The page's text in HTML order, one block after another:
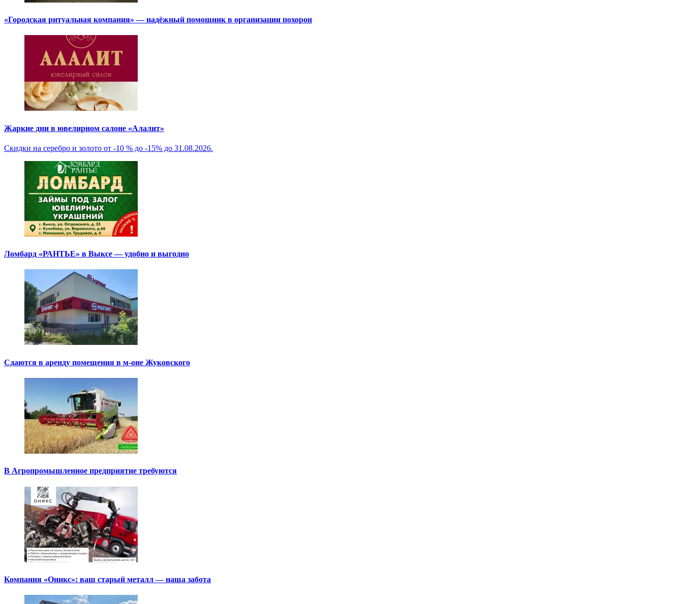
«Городская ритуальная компания» — надёжный помощник в организации похорон
Жаркие дни в ювелирном салоне «Алалит»
Скидки на серебро и золото от -10 % до -15% до 31.08.2026.
Ломбард «РАНТЬЕ» в Выксе — удобно и выгодно
Сдаются в аренду помещения в м-оне Жуковского
В Агропромышленное предприятие требуются
Компания «Оникс»: ваш старый металл — наша забота